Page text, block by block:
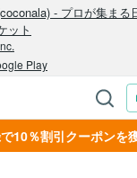
10％割引クーポンを